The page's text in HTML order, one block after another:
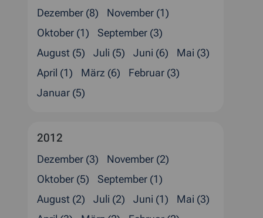
Dezember (8)
November (1)
Oktober (1)
September (3)
August (5)
Juli (5) Juni (6)
Mai (3)
April (1)
März (6)
Februar (3)
Januar (5)
2012
Dezember (3)
November (2)
Oktober (5)
September (1)
August (2)
Juli (2) Juni (1)
Mai (3)